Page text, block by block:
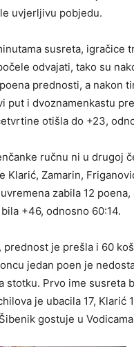
uvjerljivu pobjedu.
susreta, igračice
odvajati, tako su
prednosti, a nakon
put i dvoznamenkastu
otišla do +23,
ručnu ni u drugoj
Klarić, Zamarin,
zabila 12
+46, odnosno 60:14.
prednost je prešla i 60
jedan poen je
stotku. Prvo ime susreta
je ubacila 17, Klarić
gostuje u